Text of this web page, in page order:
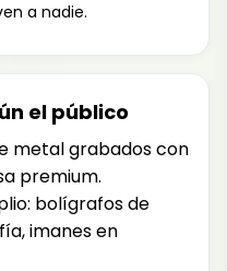
a nadie.
el público
metal grabados con
premium.
bolígrafos de
imanes en